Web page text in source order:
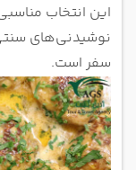
این انتخاب
نوشیدنی‌های
سفر است.